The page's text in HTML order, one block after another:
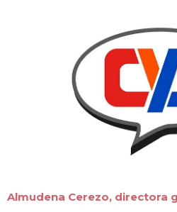
Almudena Cerezo, directora